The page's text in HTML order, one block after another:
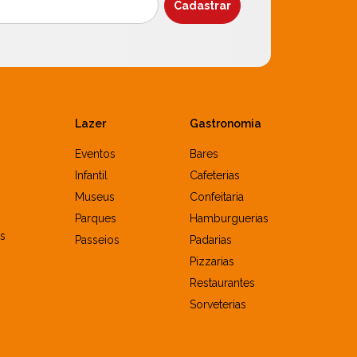
Lazer
Eventos
Infantil
Museus
Parques
Passeios
Gastronomia
Bares
Cafeterias
Confeitaria
Hamburguerias
Padarias
Pizzarias
Restaurantes
Sorveterias